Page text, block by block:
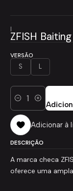
|
ZFISH
VERSÃO
S L
Quantidade
Adicionar à
DESCRIÇÃO
A marca checa
oferece uma